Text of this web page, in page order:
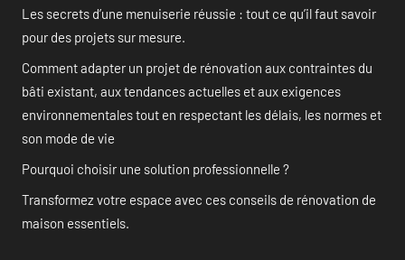
Les secrets d’une menuiserie réussie : tout ce qu’il faut savoir
pour des projets sur mesure.
Comment adapter un projet de rénovation aux contraintes du
bâti existant, aux tendances actuelles et aux exigences
environnementales tout en respectant les délais, les normes et
son mode de vie
Pourquoi choisir une solution professionnelle ?
Transformez votre espace avec ces conseils de rénovation de
maison essentiels.